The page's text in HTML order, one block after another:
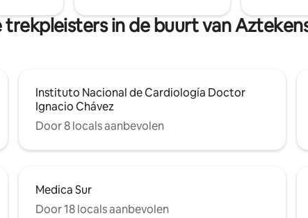
trekpleisters in de buurt van
Instituto Nacional de Cardiología Doctor
Ignacio Chávez
Door 8 locals aanbevolen
Medica Sur
Door 18 locals aanbevolen